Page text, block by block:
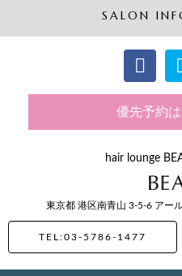
SALON
優先予約
hair lounge
東京都 港区南青山 3-5-6 アー
TEL:03-5786-1477